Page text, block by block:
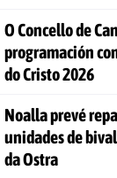
O Concello de
programación
do Cristo 2026
Noalla prevé
unidades de
da Ostra